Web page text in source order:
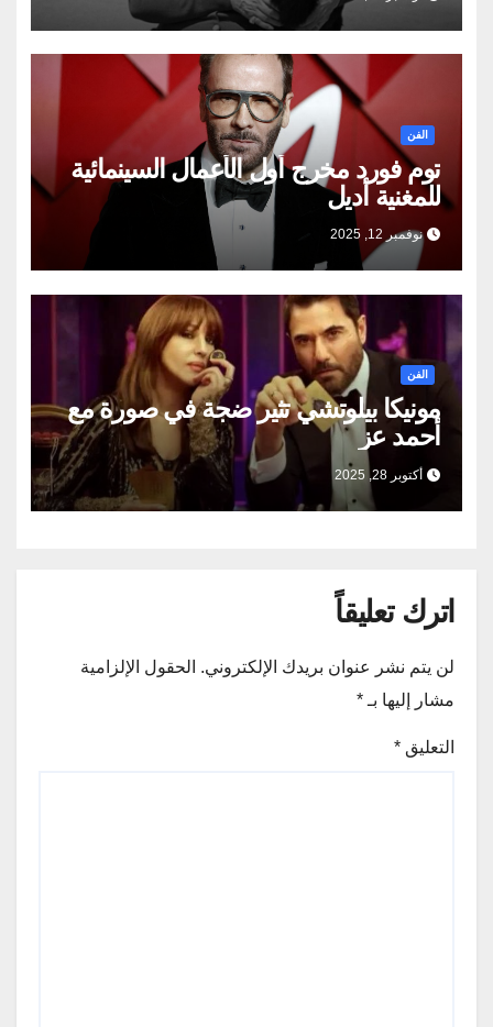
الفن
توم فورد مخرج أول الأعمال السينمائية
للمغنية أديل
نوفمبر 12, 2025
الفن
مونيكا بيلوتشي تثير ضجة في صورة مع
أحمد عز
أكتوبر 28, 2025
اترك تعليقاً
لن يتم نشر عنوان بريدك الإلكتروني. الحقول الإلزامية
مشار إليها بـ *
التعليق *